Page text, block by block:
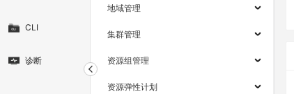
CLI
诊断
地域管理
集群管理
资源组管理
资源弹性计划